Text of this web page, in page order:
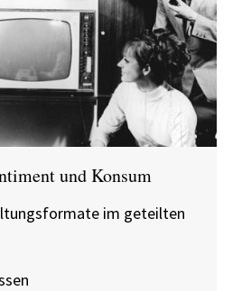
und Konsum
im geteilten